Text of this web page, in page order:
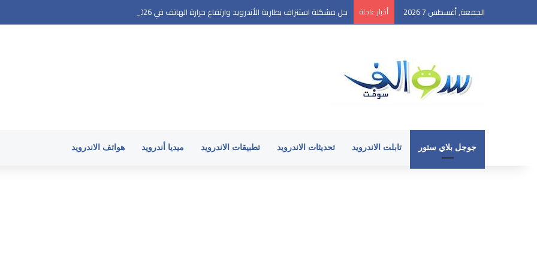
الجمعة, أغسطس 7 2026 أخبار عاجلة حل مشكلة استنزاف بطارية الأندرويد وارتفاع حرارة الهاتف في 2026
جوجل بلاي ستور تابلت الاندرويد تحديثات الاندرويد تطبيقات الاندرويد ميديا أندرويد هواتف الاندرويد